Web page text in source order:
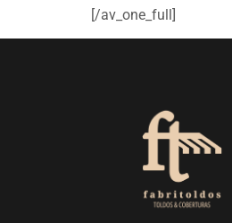
[/av_one_full]